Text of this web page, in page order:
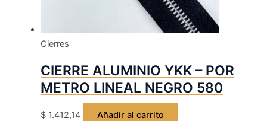
Cierres
CIERRE ALUMINIO YKK – POR
METRO LINEAL NEGRO 580
$ 1.412,14 Añadir al carrito